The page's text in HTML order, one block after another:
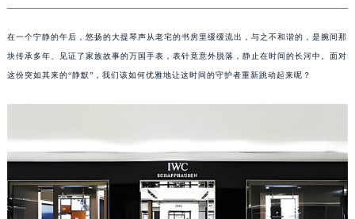
在一个宁静的午后，悠扬的大提琴声从老宅的书房里缓缓流出，与之不和谐的，是腕间那
块传承多年、见证了家族故事的万国手表，表针竟意外脱落，静止在时间的长河中。面对
这份突如其来的“静默”，我们该如何优雅地让这时间的守护者重新跳动起来呢？